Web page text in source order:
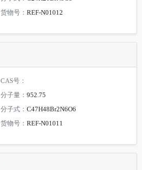
货物号：REF-N01012
CAS号：
分子量：952.75
分子式：C47H48Br2N6O6
货物号：REF-N01011